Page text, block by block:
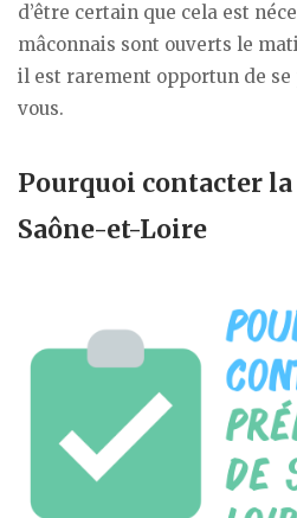
d’être certain que cela est
mâconnais sont ouverts le
il est rarement opportun de
vous.
Pourquoi contacter
Saône-et-Loire